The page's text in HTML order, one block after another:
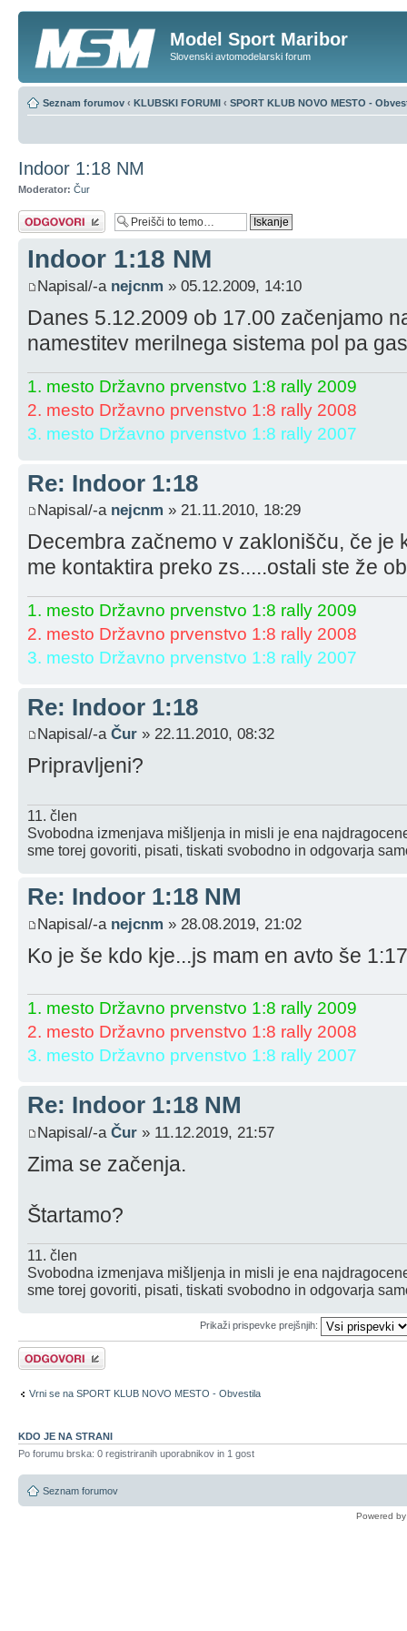
Model Sport Maribor
Slovenski avtomodelarski forum
Seznam forumov ‹ KLUBSKI FORUMI ‹ SPORT KLUB NOVO MESTO -
Indoor 1:18 NM
Moderator: Čur
Napiši odgovor
Indoor 1:18 NM
Napisal/-a nejcnm » 05.12.2009, 14:10
Danes 5.12.2009 ob 17.00 začenjamo
namestitev merilnega sistema pol pa
1. mesto Državno prvenstvo 1:8 rally 2009
2. mesto Državno prvenstvo 1:8 rally 2008
3. mesto Državno prvenstvo 1:8 rally 2007
Re: Indoor 1:18
Napisal/-a nejcnm » 21.11.2010, 18:29
Decembra začnemo v zaklonišču, če je
me kontaktira preko zs.....ostali ste že
1. mesto Državno prvenstvo 1:8 rally 2009
2. mesto Državno prvenstvo 1:8 rally 2008
3. mesto Državno prvenstvo 1:8 rally 2007
Re: Indoor 1:18
Napisal/-a Čur » 22.11.2010, 08:32
Pripravljeni?
11. člen
Svobodna izmenjava mišljenja in misli je ena
sme torej govoriti, pisati, tiskati svobodno in odgovarja
Re: Indoor 1:18 NM
Napisal/-a nejcnm » 28.08.2019, 21:02
Ko je še kdo kje...js mam en avto še
1. mesto Državno prvenstvo 1:8 rally 2009
2. mesto Državno prvenstvo 1:8 rally 2008
3. mesto Državno prvenstvo 1:8 rally 2007
Re: Indoor 1:18 NM
Napisal/-a Čur » 11.12.2019, 21:57
Zima se začenja.
Štartamo?
11. člen
Svobodna izmenjava mišljenja in misli je ena
sme torej govoriti, pisati, tiskati svobodno in odgovarja
Prikaži prispevke prejšnjih:
Napiši odgovor
Vrni se na SPORT KLUB NOVO MESTO - Obvestila
KDO JE NA STRANI
Po forumu brska: 0 registriranih uporabnikov in 1 gost
Seznam forumov
Powered